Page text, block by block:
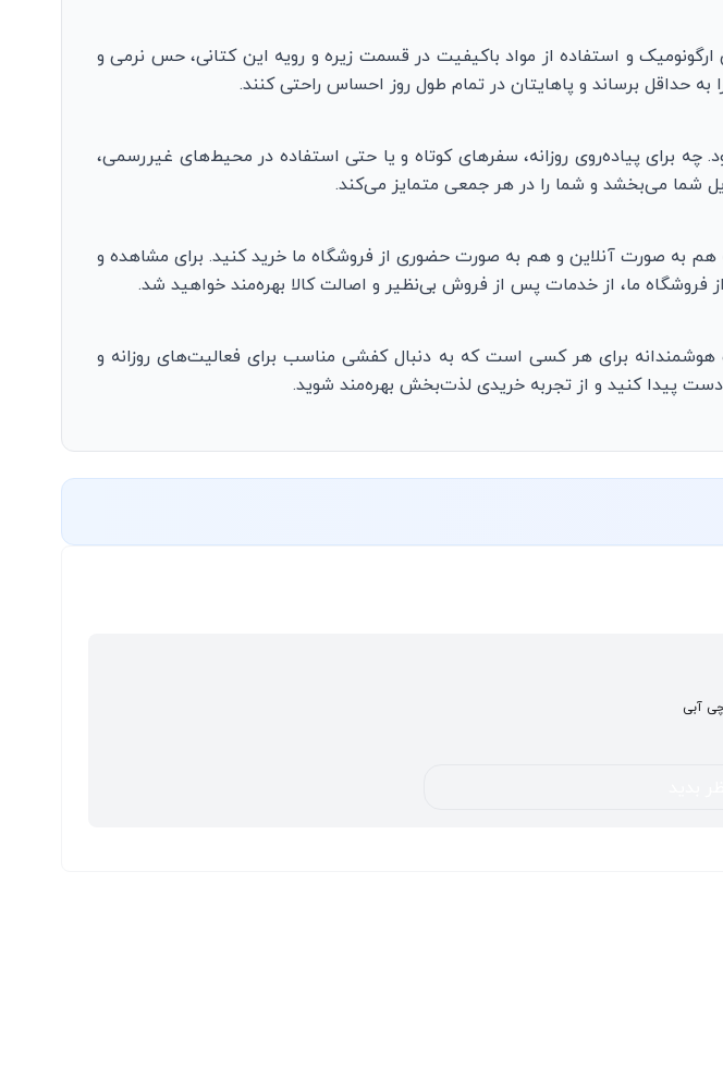
و استفاده از مواد باکیفیت در قسمت زیره و رویه این کتانی، حس نرمی و
حداقل برساند و پاهایتان در تمام طول روز احساس راحتی کنند.
برای پیاده‌روی روزانه، سفرهای کوتاه و یا حتی استفاده در محیط‌های غیررسمی،
شما می‌بخشد و شما را در هر جمعی متمایز می‌کند.
به صورت آنلاین و هم به صورت حضوری از فروشگاه ما خرید کنید. برای مشاهده و
فروشگاه ما، از خدمات پس از فروش بی‌نظیر و اصالت کالا بهره‌مند خواهید شد.
برای هر کسی است که به دنبال کفشی مناسب برای فعالیت‌های روزانه و
پیدا کنید و از تجربه خریدی لذت‌بخش بهره‌مند شوید.
آبی